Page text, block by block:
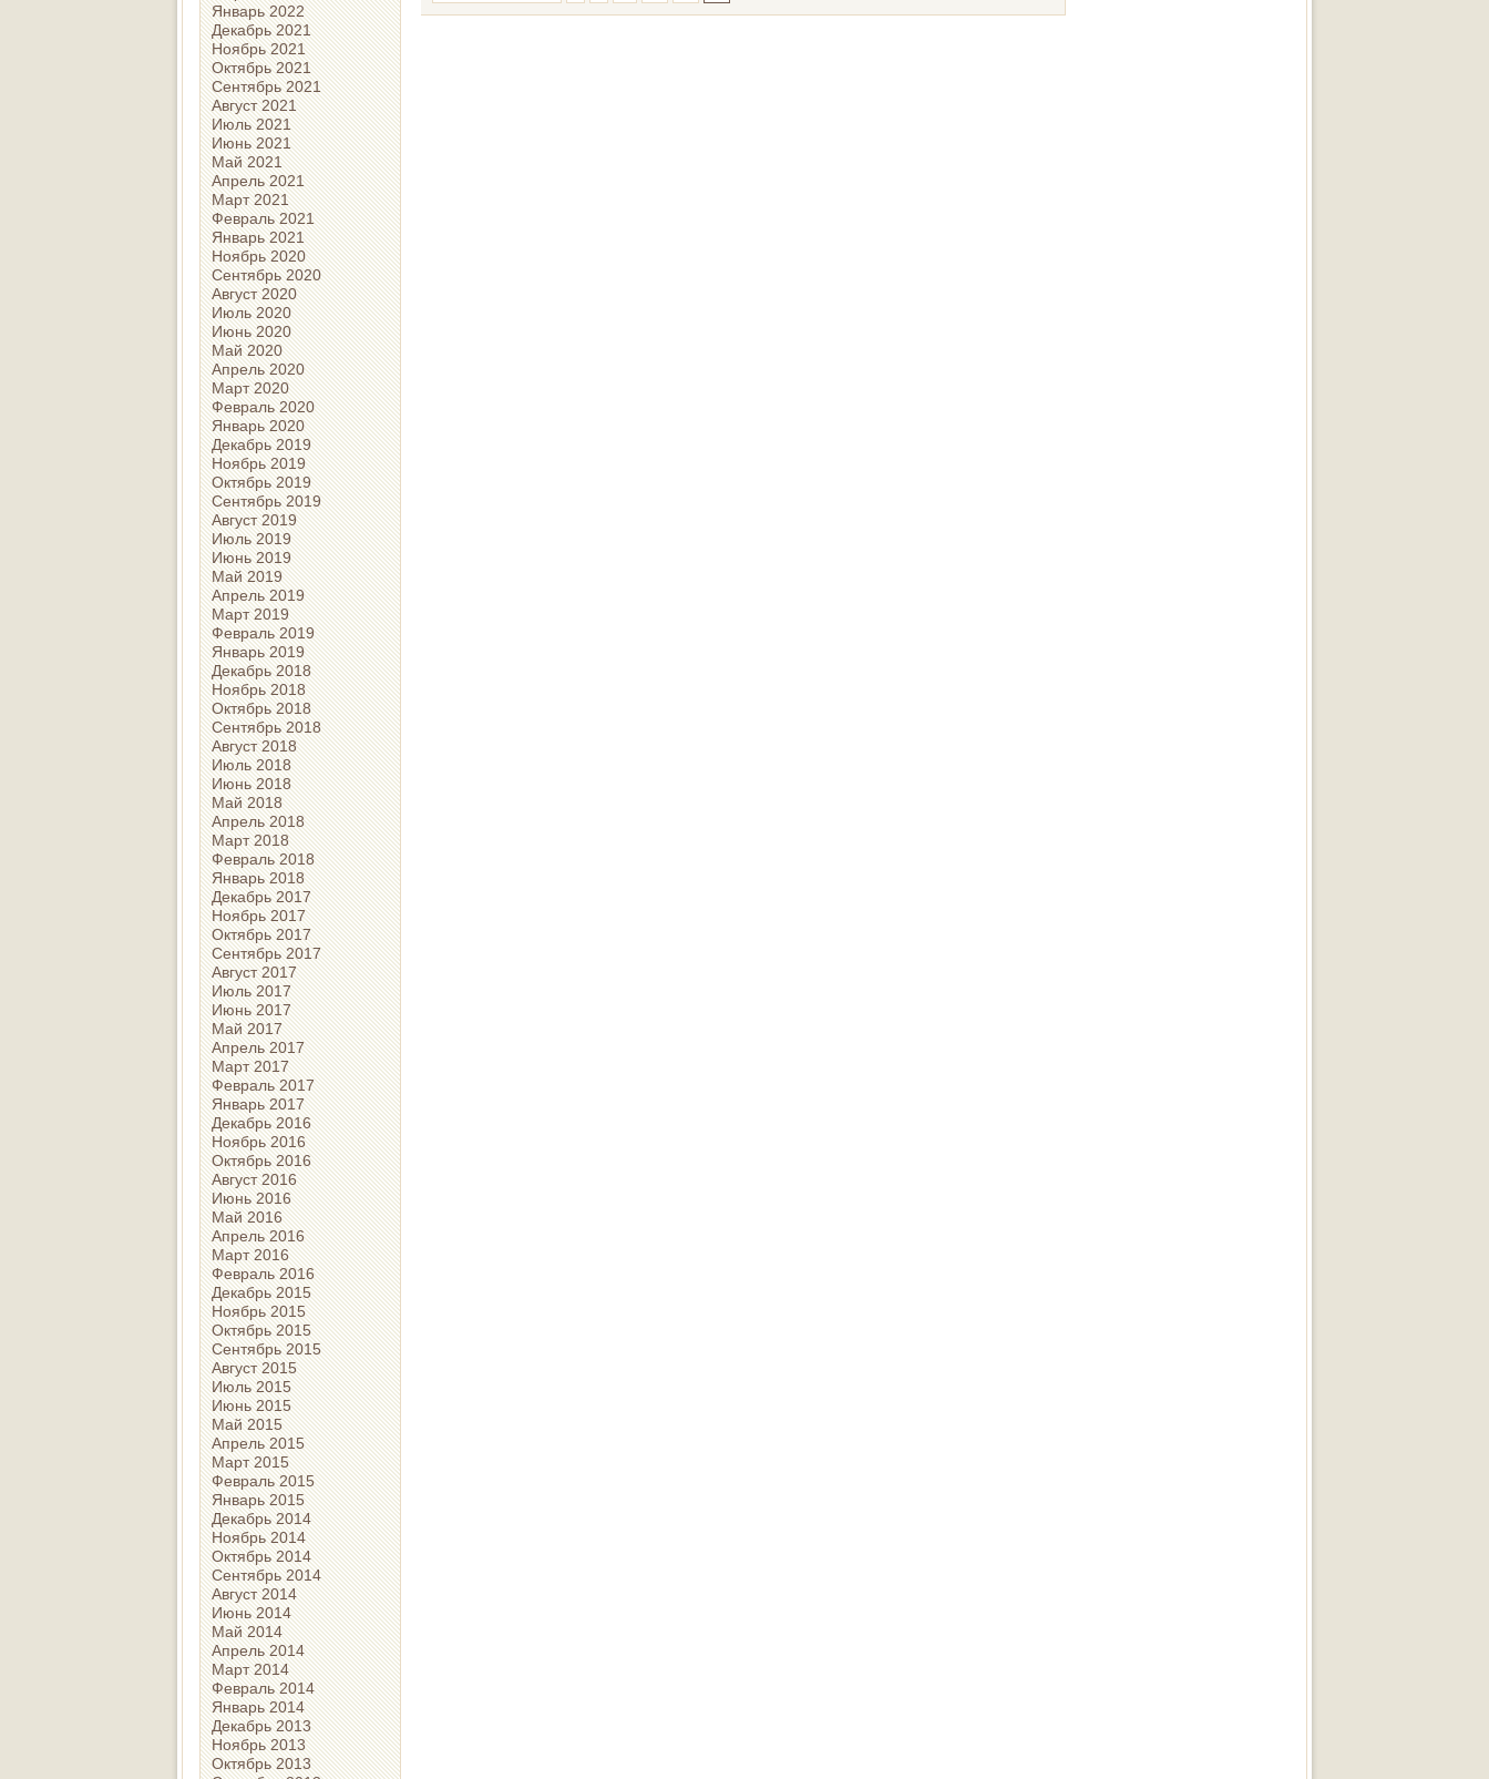
Январь 2022
Декабрь 2021
Ноябрь 2021
Октябрь 2021
Сентябрь 2021
Август 2021
Июль 2021
Июнь 2021
Май 2021
Апрель 2021
Март 2021
Февраль 2021
Январь 2021
Ноябрь 2020
Сентябрь 2020
Август 2020
Июль 2020
Июнь 2020
Май 2020
Апрель 2020
Март 2020
Февраль 2020
Январь 2020
Декабрь 2019
Ноябрь 2019
Октябрь 2019
Сентябрь 2019
Август 2019
Июль 2019
Июнь 2019
Май 2019
Апрель 2019
Март 2019
Февраль 2019
Январь 2019
Декабрь 2018
Ноябрь 2018
Октябрь 2018
Сентябрь 2018
Август 2018
Июль 2018
Июнь 2018
Май 2018
Апрель 2018
Март 2018
Февраль 2018
Январь 2018
Декабрь 2017
Ноябрь 2017
Октябрь 2017
Сентябрь 2017
Август 2017
Июль 2017
Июнь 2017
Май 2017
Апрель 2017
Март 2017
Февраль 2017
Январь 2017
Декабрь 2016
Ноябрь 2016
Октябрь 2016
Август 2016
Июнь 2016
Май 2016
Апрель 2016
Март 2016
Февраль 2016
Декабрь 2015
Ноябрь 2015
Октябрь 2015
Сентябрь 2015
Август 2015
Июль 2015
Июнь 2015
Май 2015
Апрель 2015
Март 2015
Февраль 2015
Январь 2015
Декабрь 2014
Ноябрь 2014
Октябрь 2014
Сентябрь 2014
Август 2014
Июнь 2014
Май 2014
Апрель 2014
Март 2014
Февраль 2014
Январь 2014
Декабрь 2013
Ноябрь 2013
Октябрь 2013